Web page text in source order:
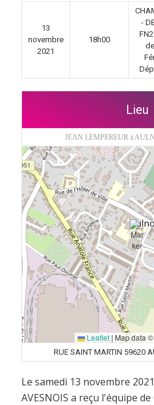
13
novembre
2021
18h00
-
Lieu
JEAN LEMPEREUR à
Leaflet | Map data ©
RUE SAINT MARTIN 59620
Le samedi 13 novembre
AVESNOIS a reçu l'équipe